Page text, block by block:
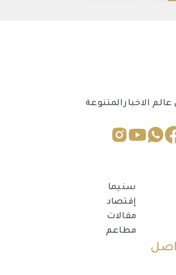
الاخبارالمتنوعة
سنيما
إقتصاد
مقالات
مطاعم